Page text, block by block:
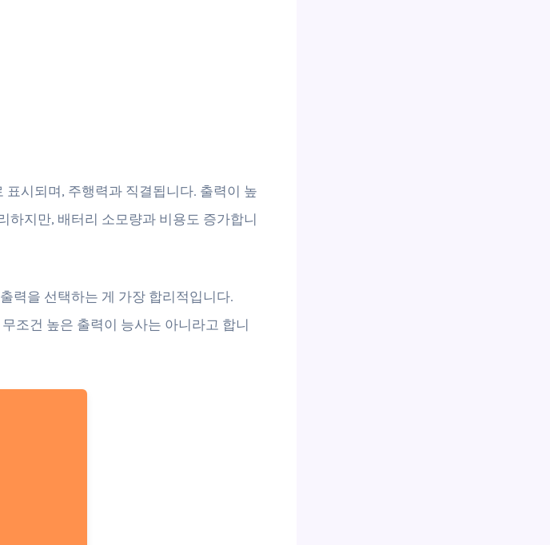
시되며, 주행력과 직결됩니다. 출력이 높
하지만, 배터리 소모량과 비용도 증가합니
력을 선택하는 게 가장 합리적입니다.
조건 높은 출력이 능사는 아니라고 합니